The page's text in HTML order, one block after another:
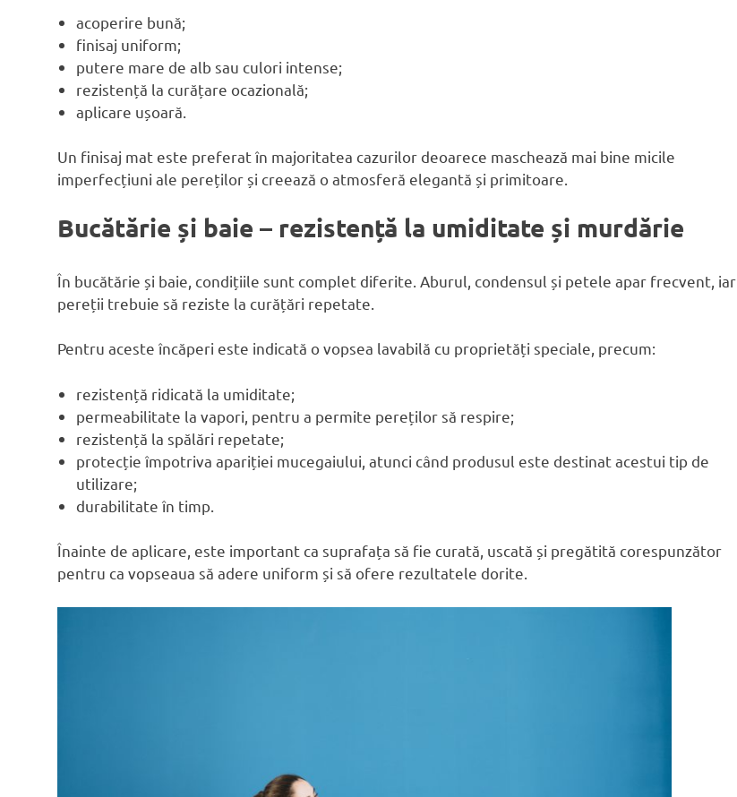
acoperire bună;
finisaj uniform;
putere mare de alb sau culori intense;
rezistență la curățare ocazională;
aplicare ușoară.
Un finisaj mat este preferat în majoritatea cazurilor deoarece maschează mai bine micile
imperfecțiuni ale pereților și creează o atmosferă elegantă și primitoare.
Bucătărie și baie – rezistență la umiditate și murdărie
În bucătărie și baie, condițiile sunt complet diferite. Aburul, condensul și petele apar frecvent, iar
pereții trebuie să reziste la curățări repetate.
Pentru aceste încăperi este indicată o vopsea lavabilă cu proprietăți speciale, precum:
rezistență ridicată la umiditate;
permeabilitate la vapori, pentru a permite pereților să respire;
rezistență la spălări repetate;
protecție împotriva apariției mucegaiului, atunci când produsul este destinat acestui tip de
utilizare;
durabilitate în timp.
Înainte de aplicare, este important ca suprafața să fie curată, uscată și pregătită corespunzător
pentru ca vopseaua să adere uniform și să ofere rezultatele dorite.